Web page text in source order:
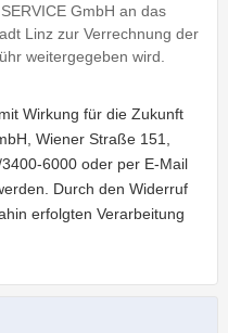
GmbH an das
Linz zur Verrechnung der
weitergegeben wird.
Wirkung für die Zukunft
Wiener Straße 151,
6000 oder per E-Mail
Durch den Widerruf
erfolgten Verarbeitung